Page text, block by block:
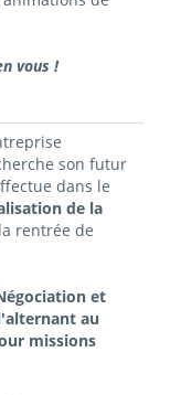
vous !
son futur
dans le
de la
rentrée de
et
au
missions